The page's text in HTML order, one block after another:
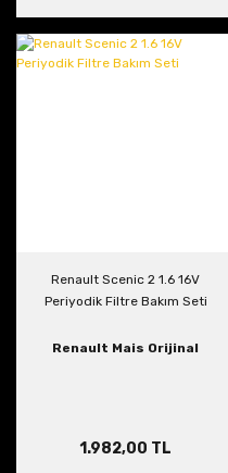
Renault Scenic 2 1.6 16V
Periyodik Filtre Bakım Seti
Renault Mais Orijinal
1.982,00 TL